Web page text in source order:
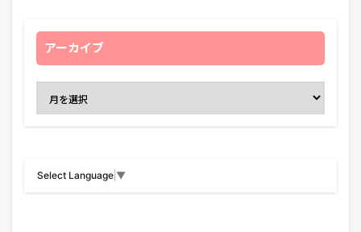
アーカイブ
Select Language ▼